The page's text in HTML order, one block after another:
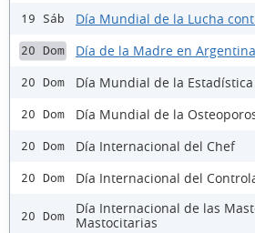
19 Sáb Día Mundial de la Lucha
20 Dom Día de la Madre en Argentina
20 Dom Día Mundial de la Estadística
20 Dom Día Mundial de la
20 Dom Día Internacional del Chef
20 Dom Día Internacional del
20 Dom
Día Internacional de las
Mastocitarias